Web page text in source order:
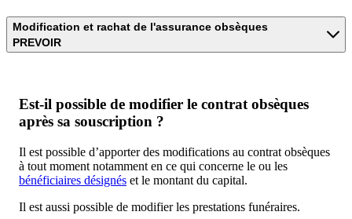
Modification et rachat de l'assurance obsèques
PREVOIR
Est-il possible de modifier le contrat obsèques
après sa souscription ?
Il est possible d’apporter des modifications au contrat obsèques
à tout moment notamment en ce qui concerne le ou les
bénéficiaires désignés et le montant du capital.
Il est aussi possible de modifier les prestations funéraires.